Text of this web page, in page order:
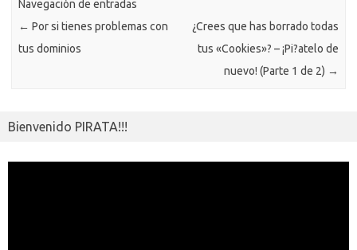
i
ti
r
Navegación de entradas
← Por si tienes problemas con
tus dominios
¿Crees que has borrado todas
tus «Cookies»? – ¡Pi?atelo de
nuevo! (Parte 1 de 2) →
Bienvenido PIRATA!!!